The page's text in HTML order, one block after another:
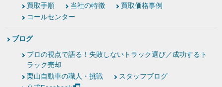
買取手順 当社の特徴
買取価格事例
コールセンター
ブログ
プロの視点で語る！失敗しないトラック選び／成功するト
ラック売却
栗山自動車の職人・挑戦
スタッフブログ